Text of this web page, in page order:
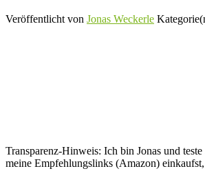
Veröffentlicht von Jonas Weckerle
Transparenz-Hinweis: Ich bin Jonas und
meine Empfehlungslinks (Amazon)